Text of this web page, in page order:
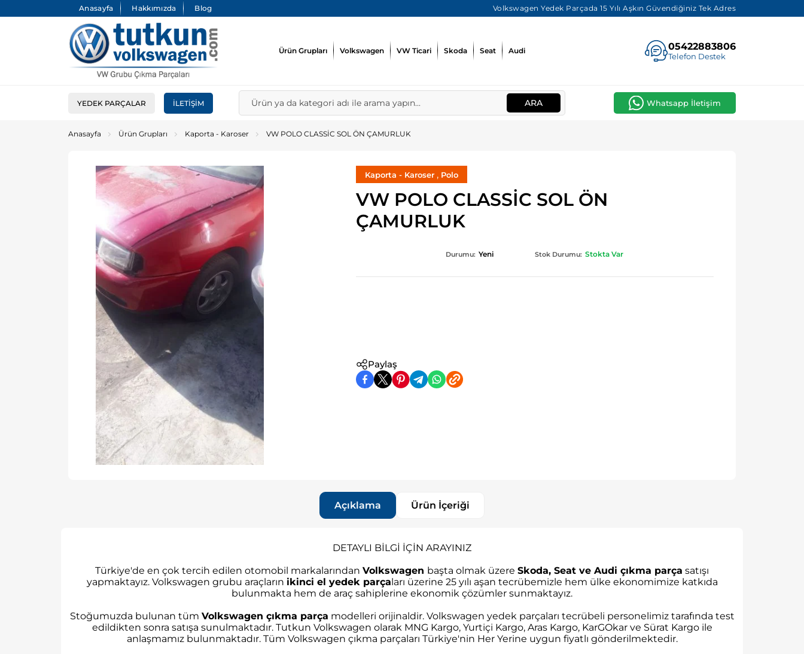
Anasayfa Hakkımızda Blog Volkswagen Yedek Parçada 15 Yılı Aşkın Güvendiğiniz Tek Adres
Ürün Grupları Volkswagen VW Ticari Skoda Seat Audi 05422883806
Telefon Destek
YEDEK PARÇALAR İLETIŞIM ARA Whatsapp İletişim
Anasayfa Ürün Grupları Kaporta - Karoser VW POLO CLASSİC SOL ÖN ÇAMURLUK
Kaporta - Karoser , Polo
VW POLO CLASSİC SOL ÖN
ÇAMURLUK
Durumu: Yeni Stok Durumu: Stokta Var
Paylaş
Açıklama Ürün İçeriği
DETAYLI BİLGİ İÇİN ARAYINIZ
Türkiye'de en çok tercih edilen otomobil markalarından Volkswagen başta olmak üzere Skoda, Seat ve Audi çıkma parça satışı
yapmaktayız. Volkswagen grubu araçların ikinci el yedek parçaları üzerine 25 yılı aşan tecrübemizle hem ülke ekonomimize katkıda
bulunmakta hem de araç sahiplerine ekonomik çözümler sunmaktayız.
Stoğumuzda bulunan tüm Volkswagen çıkma parça modelleri orijinaldir. Volkswagen yedek parçaları tecrübeli personelimiz tarafında test
edildikten sonra satışa sunulmaktadır. Tutkun Volkswagen olarak MNG Kargo, Yurtiçi Kargo, Aras Kargo, KarGOkar ve Sürat Kargo ile
anlaşmamız bulunmaktadır. Tüm Volkswagen çıkma parçaları Türkiye'nin Her Yerine uygun fiyatlı gönderilmektedir.